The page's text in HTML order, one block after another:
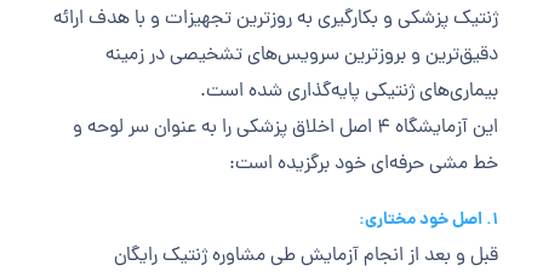
ژنتيک پزشکی و بکارگيری به روزترين تجهيزات و با هدف ارائه
دقيق‌ترين و بروزترين سرويس‌های تشخيصی در زمينه
بيماری‌های ژنتيكی پايه‌گذاری شده است.
اين آزمايشگاه ۴ اصل اخلاق پزشكی را به عنوان سر لوحه و
خط مشی حرفه‌ای خود برگزيده است:
1. اصل خود مختاری:
قبل و بعد از انجام آزمايش طی مشاوره ژنتيك رايگان